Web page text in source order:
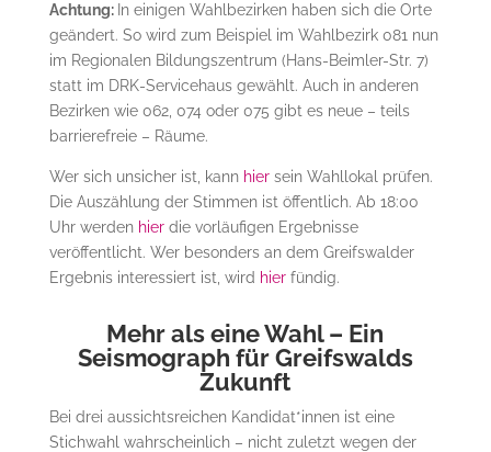
Achtung: In einigen Wahlbezirken haben sich die Orte
geändert. So wird zum Beispiel im Wahlbezirk 081 nun
im Regionalen Bildungszentrum (Hans-Beimler-Str. 7)
statt im DRK-Servicehaus gewählt. Auch in anderen
Bezirken wie 062, 074 oder 075 gibt es neue – teils
barrierefreie – Räume.
Wer sich unsicher ist, kann hiersein Wahllokal prüfen.
Die Auszählung der Stimmen ist öffentlich. Ab 18:00
Uhr werden hierdie vorläufigen Ergebnisse
veröffentlicht. Wer besonders an dem Greifswalder
Ergebnis interessiert ist, wird hierfündig.
Mehr als eine Wahl – Ein
Seismograph für Greifswalds
Zukunft
Bei drei aussichtsreichen Kandidat*innen ist eine
Stichwahl wahrscheinlich – nicht zuletzt wegen der